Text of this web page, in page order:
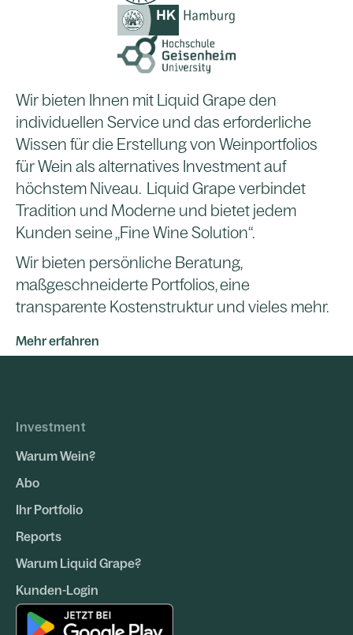
Wir bieten Ihnen mit Liquid Grape den
individuellen Service und das erforderliche
Wissen für die Erstellung von Weinportfolios
für Wein als alternatives Investment auf
höchstem Niveau. Liquid Grape verbindet
Tradition und Moderne und bietet jedem
Kunden seine „Fine Wine Solution“.
Wir bieten persönliche Beratung,
maßgeschneiderte Portfolios, eine
transparente Kostenstruktur und vieles mehr.
Mehr erfahren
Investment
Warum Wein?
Abo
Ihr Portfolio
Reports
Warum Liquid Grape?
Kunden-Login